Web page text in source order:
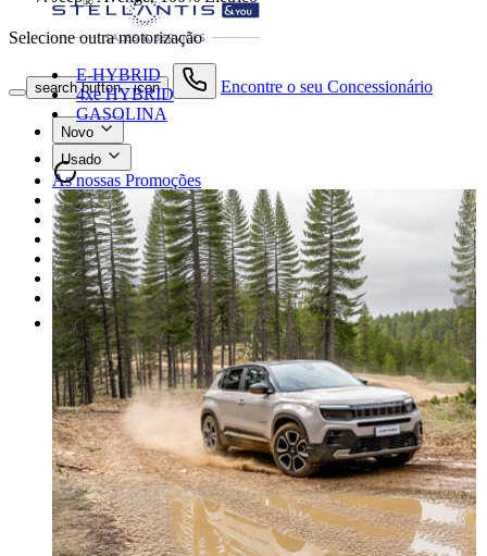
search button - icon Encontre o seu Concessionário
Novo
Usado
As nossas Promoções
As nossas marcas
Oficina
Peças
Alugue um carro
Venda o seu carro
Outros
Selecione outra motorização
E-HYBRID
4xe HYBRID
GASOLINA